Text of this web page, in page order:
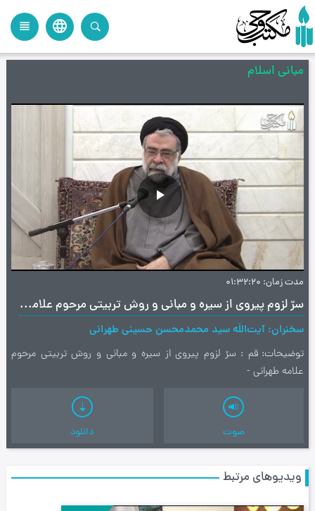
language
view_headline
مبانی اسلام
پخش
ویدیو
مدت زمان 01:32:20
سرّ لزوم پیروی از سیره و مبانی و روش تربیتی مرحوم علامه طهرانی - مبانی اسلام - آیت‌ الله سید محمد محسن طهرانی
سخنران آیت‌اللَه سید محمدمحسن حسینی طهرانی
توضیحات قم : سرّ لزوم پیروی از سیره و مبانی و روش تربیتی مرحوم
علامه طهرانی -
صوت دانلود
ویدیوهای مرتبط